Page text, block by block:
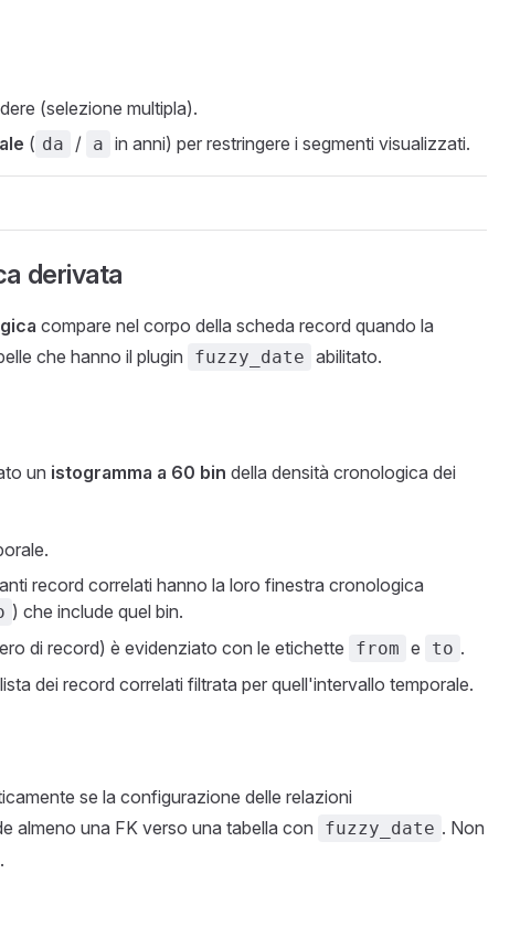
(selezione multipla).
( da / a in anni) per restringere i segmenti visualizzati.
derivata
compare nel corpo della scheda record quando la
che hanno il plugin
fuzzy_date abilitato.
un istogramma a 60 bin della densità cronologica dei
record correlati hanno la loro finestra cronologica
) che include quel bin.
di record) è evidenziato con le etichette from e to .
dei record correlati filtrata per quell'intervallo temporale.
se la configurazione delle relazioni
almeno una FK verso una tabella con fuzzy_date . Non